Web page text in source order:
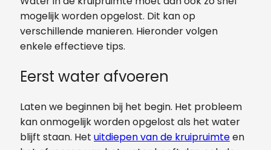
mogelijk worden opgelost. Dit kan op
verschillende manieren. Hieronder volgen
enkele effectieve tips.
Eerst water afvoeren
Laten we beginnen bij het begin. Het probleem
kan onmogelijk worden opgelost als het water
blijft staan. Het uitdiepen van de kruipruimteen